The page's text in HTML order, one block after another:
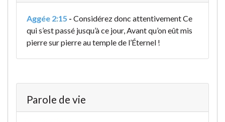
Aggée 2:15 - Considérez donc attentivement Ce
qui s’est passé jusqu’à ce jour, Avant qu’on eût mis
pierre sur pierre au temple de l’Éternel !
Parole de vie